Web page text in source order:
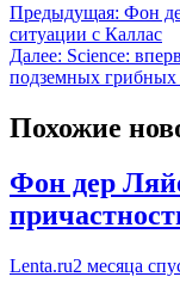
Предыдущая: Фон
ситуации с Каллас
Далее: Science:
подземных грибных
Похожие
Фон дер
Lenta.ru2 месяца